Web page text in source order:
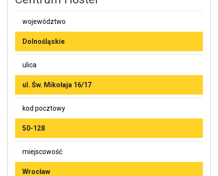
województwo
Dolnośląskie
ulica
ul. Św. Mikołaja 16/17
kod pocztowy
50-128
miejscowość
Wrocław